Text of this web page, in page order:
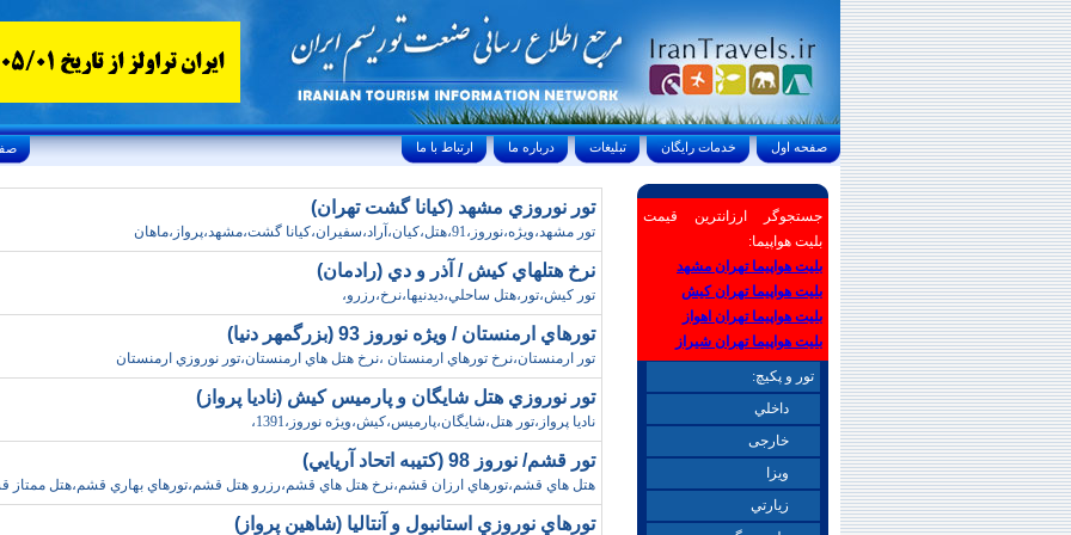
Friday, August 7, 2026 24/صفر/1448 ارتباط با ما درباره ما تبليغات خدمات رايگان صفحه اول
تور نوروزي مشهد (کيانا گشت تهران)
تور مشهد،ويژه،نوروز،91،هتل،کيان،آراد،سفيران،کيانا گشت،مشهد،پرواز،ماهان
نرخ هتلهاي کيش / آذر و دي (رادمان)
تور کيش،تور،هتل ساحلي،ديدنيها،نرخ،رزرو،
تورهاي ارمنستان / ويژه نوروز 93 (بزرگمهر دنيا)
تور ارمنستان،نرخ تورهاي ارمنستان ،نرخ هتل هاي ارمنستان،تور نوروزي ارمنستان
تور نوروزي هتل شايگان و پارميس کيش (ناديا پرواز)
ناديا پرواز،تور هتل،شايگان،پارميس،کيش،ويژه نوروز،1391،
تور قشم/ نوروز 98 (کتيبه اتحاد آريايي)
هتل هاي قشم،تورهاي ارزان قشم،نرخ هتل هاي قشم،رزرو هتل قشم،تورهاي بهاري قشم،هتل ممتاز
تورهاي نوروزي استانبول و آنتاليا (شاهين پرواز)
جستجوگر ارزانترین قیمت
بلیت هواپیما:
بلیت هواپیما تهران مشهد
بلیت هواپیما تهران کیش
بلیت هواپیما تهران اهواز
بلیت هواپیما تهران شیراز
تور و پکیچ:
داخلي
خارجی
ويزا
زيارتي